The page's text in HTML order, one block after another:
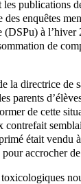
les publications
des enquêtes
à l’hiver
de
la directrice de
parents
de cette
contrefait
était vendu
accrocher